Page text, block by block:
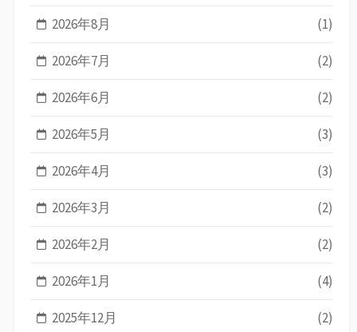
2026年8月 (1)
2026年7月 (2)
2026年6月 (2)
2026年5月 (3)
2026年4月 (3)
2026年3月 (2)
2026年2月 (2)
2026年1月 (4)
2025年12月 (2)